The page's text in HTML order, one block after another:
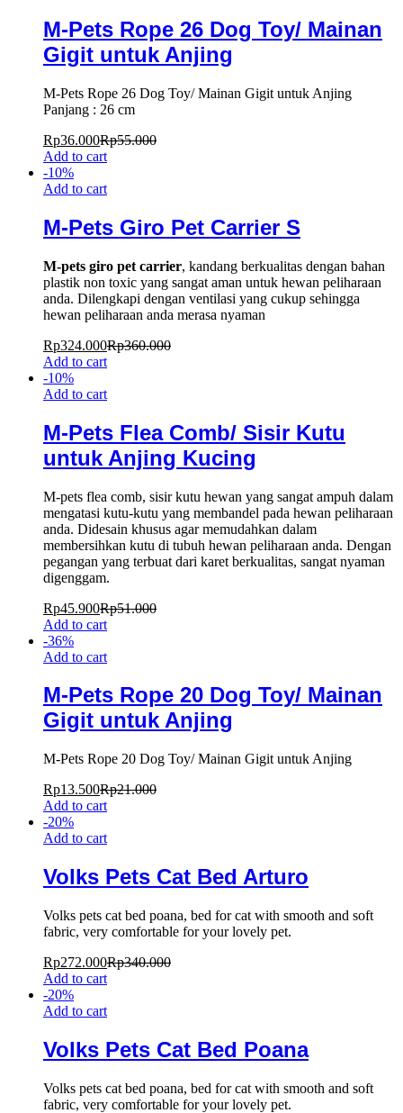
M-Pets Rope 26 Dog Toy/ Mainan
Gigit untuk Anjing
M-Pets Rope 26 Dog Toy/ Mainan Gigit untuk Anjing
Panjang : 26 cm
Rp36.000Rp55.000
Add to cart
-10%
Add to cart
M-Pets Giro Pet Carrier S
M-pets giro pet carrier, kandang berkualitas dengan bahan
plastik non toxic yang sangat aman untuk hewan peliharaan
anda. Dilengkapi dengan ventilasi yang cukup sehingga
hewan peliharaan anda merasa nyaman
Rp324.000Rp360.000
Add to cart
-10%
Add to cart
M-Pets Flea Comb/ Sisir Kutu
untuk Anjing Kucing
M-pets flea comb, sisir kutu hewan yang sangat ampuh dalam
mengatasi kutu-kutu yang membandel pada hewan peliharaan
anda. Didesain khusus agar memudahkan dalam
membersihkan kutu di tubuh hewan peliharaan anda. Dengan
pegangan yang terbuat dari karet berkualitas, sangat nyaman
digenggam.
Rp45.900Rp51.000
Add to cart
-36%
Add to cart
M-Pets Rope 20 Dog Toy/ Mainan
Gigit untuk Anjing
M-Pets Rope 20 Dog Toy/ Mainan Gigit untuk Anjing
Rp13.500Rp21.000
Add to cart
-20%
Add to cart
Volks Pets Cat Bed Arturo
Volks pets cat bed poana, bed for cat with smooth and soft
fabric, very comfortable for your lovely pet.
Rp272.000Rp340.000
Add to cart
-20%
Add to cart
Volks Pets Cat Bed Poana
Volks pets cat bed poana, bed for cat with smooth and soft
fabric, very comfortable for your lovely pet.